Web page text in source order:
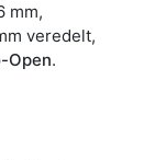
mm,
veredelt,
Open.